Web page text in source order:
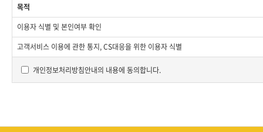
서로를 배려하고 함께 나아가는 따뜻한 마음으로 홈페이
감사합니다.
목적
이용자 식별 및 본인여부 확인
고객서비스 이용에 관한 통지, CS대응을 위한 이용자 식별
개인정보처리방침안내의 내용에 동의합니다.